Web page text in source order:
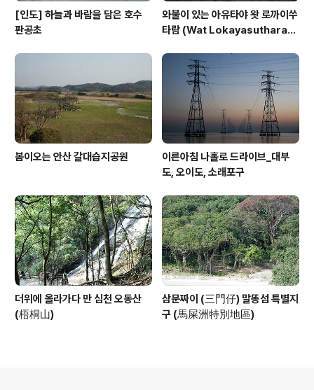
[인도] 하늘과 바람을 담은 호수
판공초
와불이 있는 아유타야 왓 로까이쑤
타람 (Wat Lokayasuthara
봄이오는 안산 갈대습지공원
이른아침 나홀로 드라이브_대부
도, 오이도, 소래포구
더위에 올라가다 만 심천 오동산
(梧桐山)
삼문짜이 (三門仔) 말똥섬 특별지
구 (馬屎洲特別地區)